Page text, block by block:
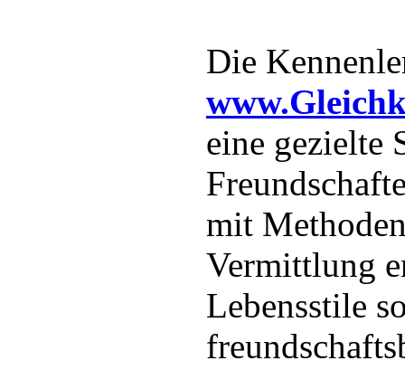
Die
eine gezielte
mit
Vermittlung
Lebensstile